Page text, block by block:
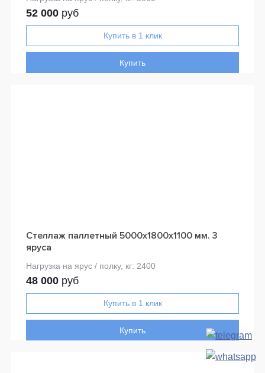
52 000 руб
Купить
Стеллаж паллетный 5000х1800х1100 мм. 3
яруса
48 000 руб
Купить